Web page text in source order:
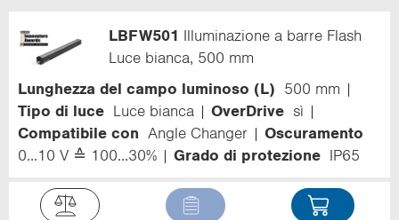
LBFW501 Illuminazione a barre Flash
Luce bianca, 500 mm
Lunghezza del campo luminoso (L)
500 mm
Tipo di luce
Luce bianca OverDrive
sì
Compatibile con
Angle Changer
Oscuramento
0...10 V ≙ 100...30%
Grado di protezione IP65